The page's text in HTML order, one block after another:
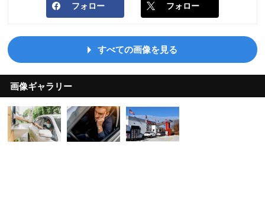
フォロー フォロー
すべての画像を見る
画像ギャラリー